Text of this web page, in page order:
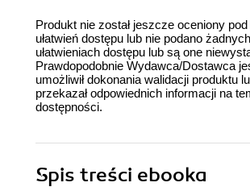
Produkt nie został jeszcze oceniony
ułatwień dostępu lub nie podano
ułatwieniach dostępu lub są one
Prawdopodobnie Wydawca/Dostawca
umożliwił dokonania walidacji produktu
przekazał odpowiednich informacji na
dostępności.
Spis treści ebooka